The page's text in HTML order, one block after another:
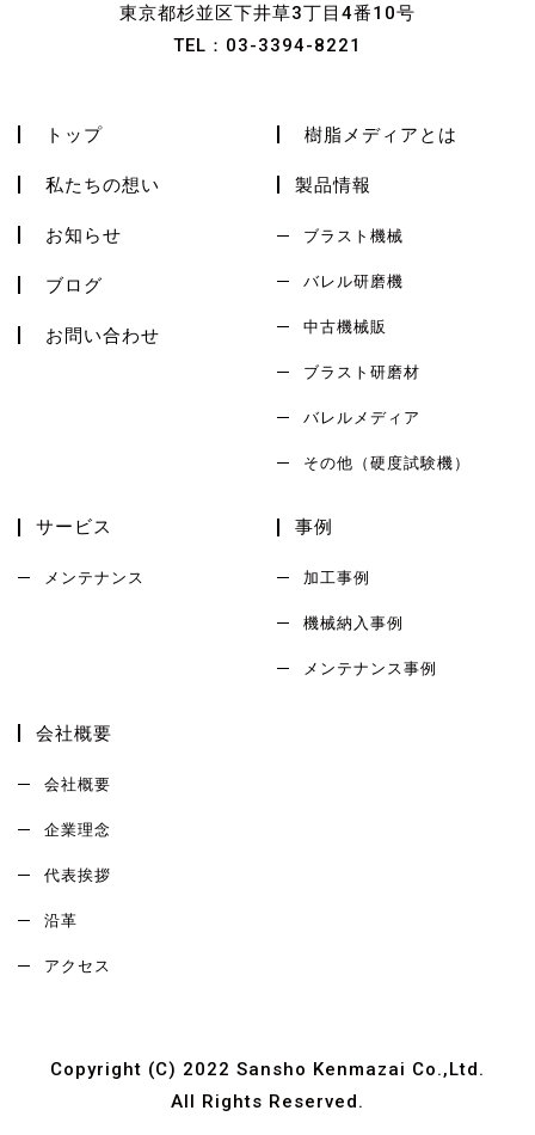
東京都杉並区下井草3丁目4番10号
TEL： 03-3394-8221
トップ
私たちの想い
お知らせ
ブログ
お問い合わせ
樹脂メディアとは
製品情報
ブラスト機械
バレル研磨機
中古機械販
ブラスト研磨材
バレルメディア
その他（硬度試験機）
サービス
メンテナンス
事例
加工事例
機械納入事例
メンテナンス事例
会社概要
会社概要
企業理念
代表挨拶
沿革
アクセス
Copyright (C) 2022 Sansho Kenmazai Co.,Ltd.
All Rights Reserved.